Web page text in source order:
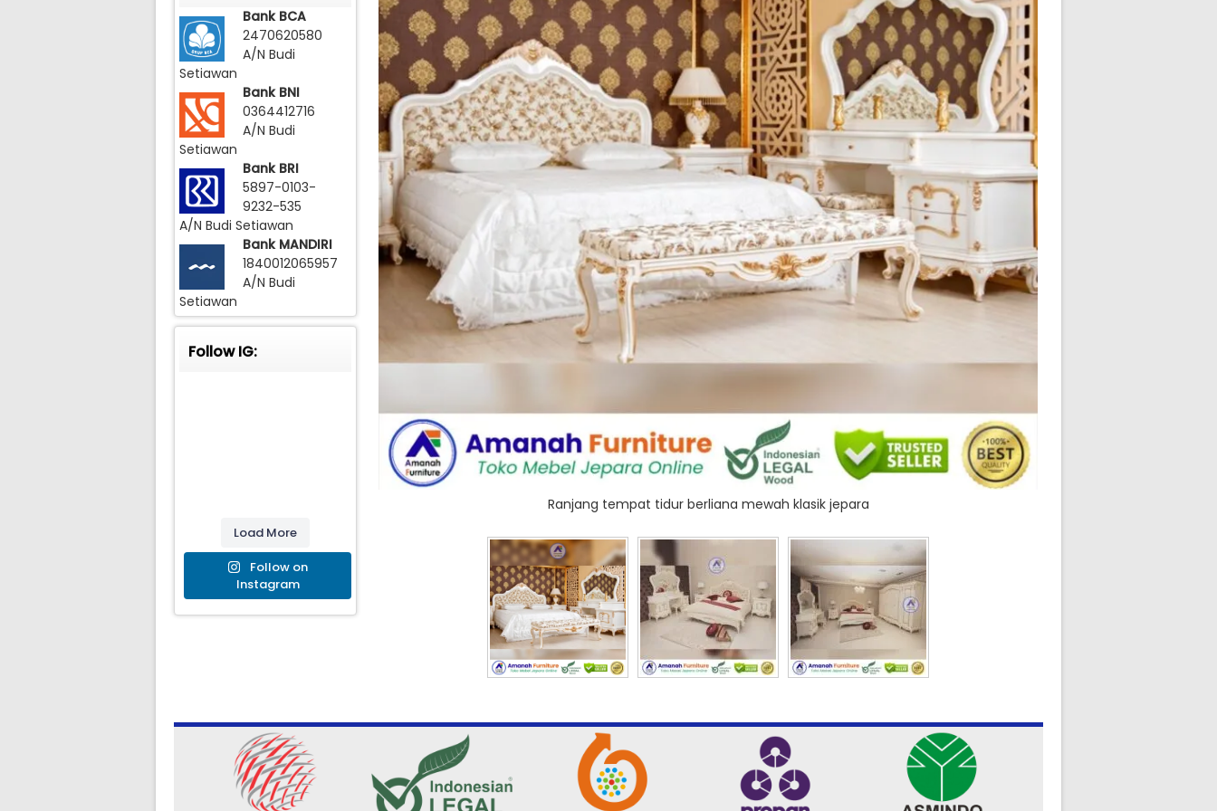
Ranjang tempat tidur berliana mewah klasik jepara
Bank BCA
2470620580
A/N Budi
Setiawan
Bank BNI
0364412716
A/N Budi
Setiawan
Bank BRI
5897-0103-
9232-535
A/N Budi Setiawan
Bank MANDIRI
1840012065957
A/N Budi
Setiawan
Follow IG:
Load More
Follow on
Instagram